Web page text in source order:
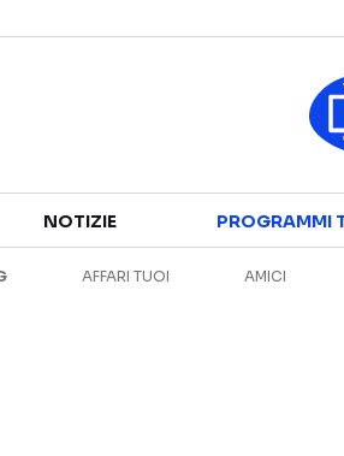
CANALI TV
NOTIZIE PROGRAMMI
AFFARI TUOI AMICI